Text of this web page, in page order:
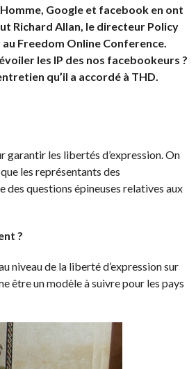
Google et facebook en ont
Richard Allan, le directeur Policy
Freedom Online Conference.
les IP des nos facebookeurs ?
qu’il a accordé à THD.
garantir les libertés d’expression. On
les représentants des
questions épineuses relatives aux
?
niveau de la liberté d’expression sur
être un modèle à suivre pour les pays